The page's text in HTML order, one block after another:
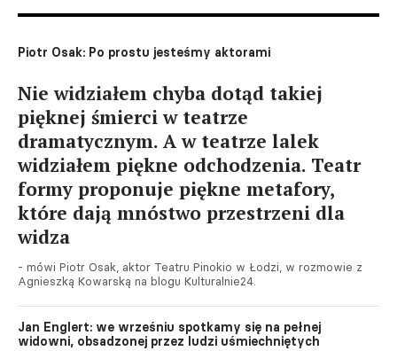
Piotr Osak: Po prostu jesteśmy aktorami
Nie widziałem chyba dotąd takiej
pięknej śmierci w teatrze
dramatycznym. A w teatrze lalek
widziałem piękne odchodzenia. Teatr
formy proponuje piękne metafory,
które dają mnóstwo przestrzeni dla
widza
- mówi Piotr Osak, aktor Teatru Pinokio w Łodzi, w rozmowie z
Agnieszką Kowarską na blogu Kulturalnie24.
Jan Englert: we wrześniu spotkamy się na pełnej
widowni, obsadzonej przez ludzi uśmiechniętych